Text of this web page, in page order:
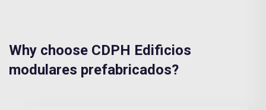
Why choose CDPH Edificios
modulares prefabricados?